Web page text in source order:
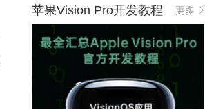
苹果Vision Pro开发教程 更多